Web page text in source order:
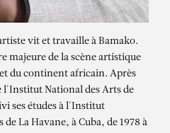
vit et travaille à Bamako.
majeure de la scène artistique
du continent africain. Après
l'Institut National des Arts de
ses études à l'Institut
La Havane, à Cuba, de 1978 à